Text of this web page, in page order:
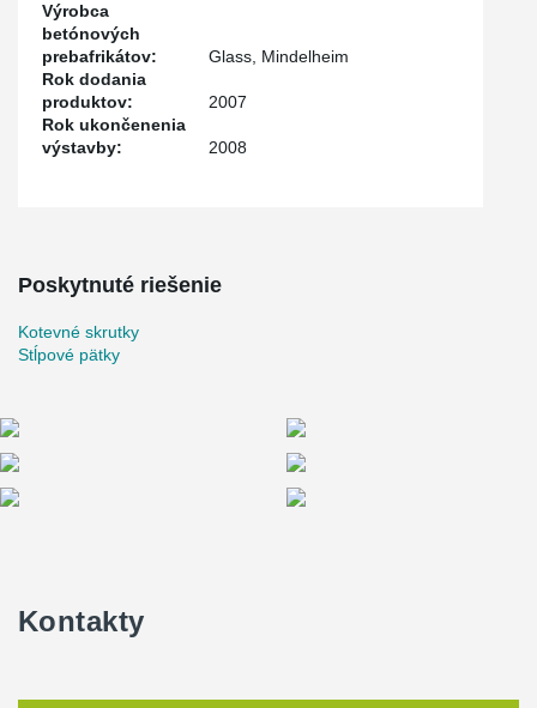
Výrobca
betónových
prebafrikátov:
Glass, Mindelheim
Rok dodania
produktov:
2007
Rok ukončenenia
výstavby:
2008
Poskytnuté riešenie
Kotevné skrutky
Stĺpové pätky
Kontakty